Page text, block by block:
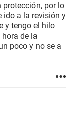
protección, por lo
ido a la revisión y
y tengo el hilo
de la
poco y no se a